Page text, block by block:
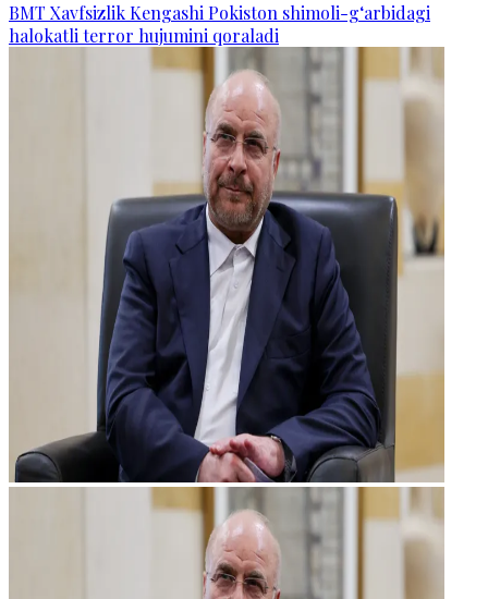
BMT Xavfsizlik Kengashi Pokiston shimoli-g‘arbidagi
halokatli terror hujumini qoraladi